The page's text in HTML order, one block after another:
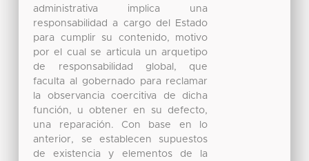
administrativa implica una
responsabilidad a cargo del Estado
para cumplir su contenido, motivo
por el cual se articula un arquetipo
de responsabilidad global, que
faculta al gobernado para reclamar
la observancia coercitiva de dicha
función, u obtener en su defecto,
una reparación. Con base en lo
anterior, se establecen supuestos
de existencia y elementos de la